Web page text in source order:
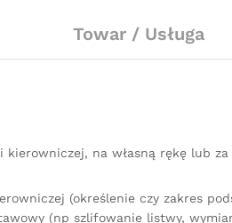
Towar / Usługa
kierowniczej, na własną rękę lub
(określenie czy zakres
(np szlifowanie listwy,